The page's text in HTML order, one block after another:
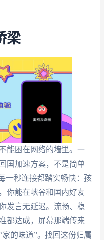
梁
能困在网络的墙里。一
国加速方案，不是简单
一秒连接都踏实畅快：孩
你能在峡谷和国内好友
发言无延迟。流畅、稳
都达成，屏幕那端传来
的味道”。找回这份归属